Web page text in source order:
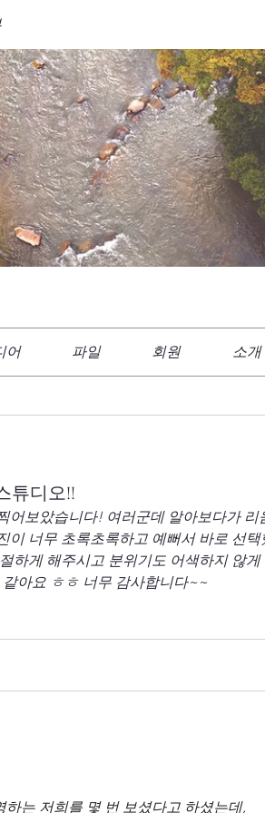
어 파일 회원 소개
튜디오!!
어보았습니다! 여러군데 알아보다가 리
이 너무 초록초록하고 예뻐서 바로 선
하게 해주시고 분위기도 어색하지 않
아요 ㅎㅎ 너무 감사합니다~~
하는 저희를 몇 번 보셨다고 하셨는데,